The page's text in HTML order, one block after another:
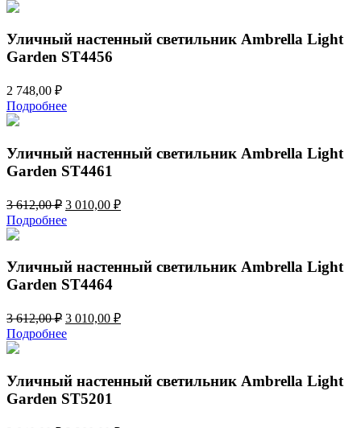
Уличный настенный светильник Ambrella Light
Garden ST4456
2 748,00 ₽
Подробнее
Уличный настенный светильник Ambrella Light
Garden ST4461
3 612,00₽ Первоначальная
цена
составляла
612,00 ₽.
3 010,00 ₽Текущая
Подробнее
Уличный настенный светильник Ambrella Light
Garden ST4464
3 612,00₽ Первоначальная
цена
составляла
612,00 ₽.
3 010,00 ₽Текущая
Подробнее
Уличный настенный светильник Ambrella Light
Garden ST5201